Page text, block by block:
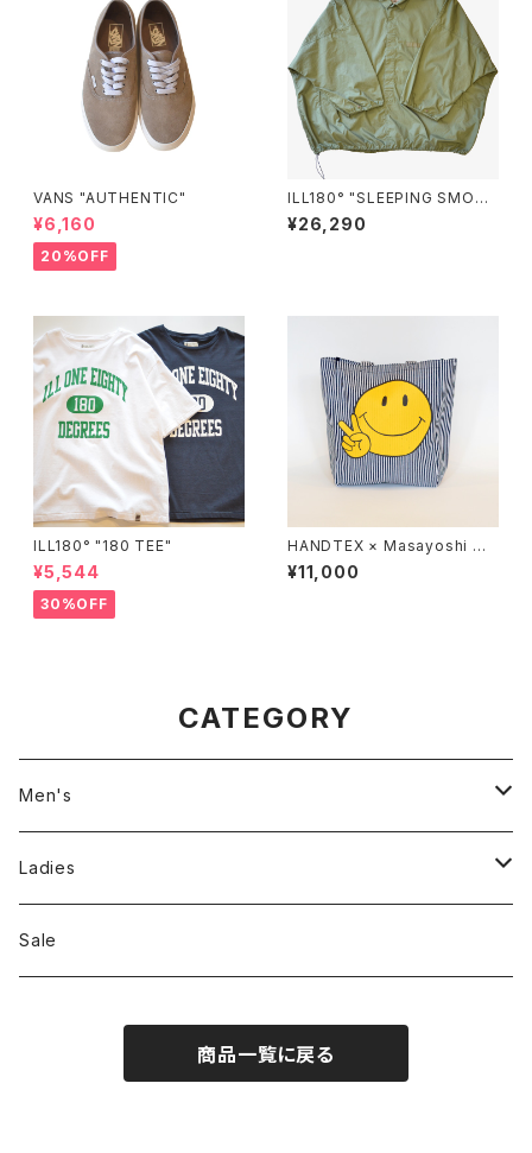
VANS "AUTHENTIC"
¥6,160
20%OFF
ILL180° "SLEEPING SMOC
K"
¥26,290
ILL180° "180 TEE"
¥5,544
30%OFF
HANDTEX × Masayoshi Wa
tanab "Smile Peace Sign T
ote Bag"
¥11,000
CATEGORY
Men's
Jackson Matisse
ILL180°
Ladies
Unfil
Sale
商品一覧に戻る